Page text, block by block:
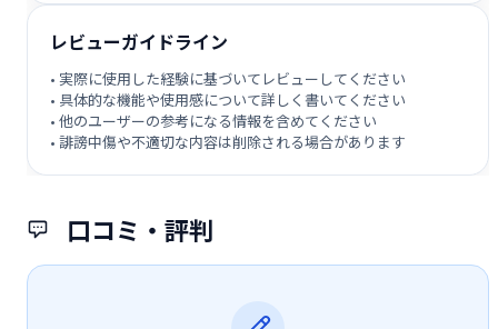
口コミ・評判
レビューガイドライン
• 実際に使用した経験に基づいてレビューしてください
• 具体的な機能や使用感について詳しく書いてください
• 他のユーザーの参考になる情報を含めてください
• 誹謗中傷や不適切な内容は削除される場合があります